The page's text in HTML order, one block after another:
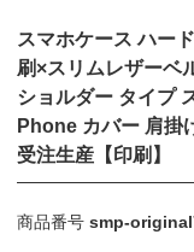
スマホケース ハー
刷×スリムレザーベ
ショルダー タイプ
Phone カバー 肩掛
受注生産【印刷】
商品番号 smp-